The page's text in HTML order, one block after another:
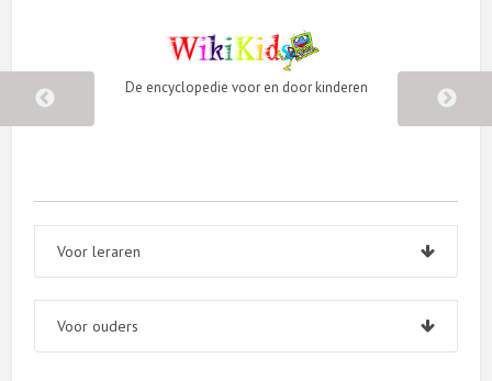
De encyclopedie voor en door kinderen
Voor leraren
Voor ouders